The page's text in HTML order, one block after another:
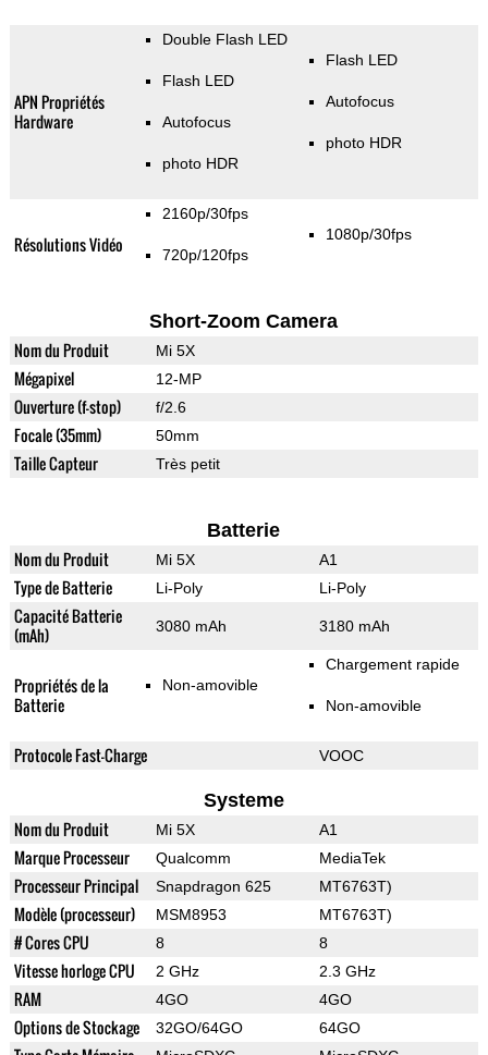
APN Propriétés
Hardware
Double Flash LED
Flash LED
Autofocus
photo HDR
Flash LED
Autofocus
photo HDR
Résolutions Vidéo
2160p/30fps
720p/120fps
1080p/30fps
Short-Zoom Camera
Nom du Produit Mi 5X
Mégapixel 12-MP
Ouverture (f-stop) f/2.6
Focale (35mm) 50mm
Taille Capteur Très petit
Batterie
Nom du Produit Mi 5X A1
Type de Batterie Li-Poly Li-Poly
Capacité Batterie
(mAh)
3080 mAh 3180 mAh
Propriétés de la
Batterie
Non-amovible
Chargement rapide
Non-amovible
Protocole Fast-Charge VOOC
Systeme
Nom du Produit Mi 5X A1
Marque Processeur Qualcomm MediaTek
Processeur Principal Snapdragon 625 MT6763T)
Modèle (processeur) MSM8953 MT6763T)
# Cores CPU 8 8
Vitesse horloge CPU 2 GHz 2.3 GHz
RAM 4GO 4GO
Options de Stockage 32GO/64GO 64GO